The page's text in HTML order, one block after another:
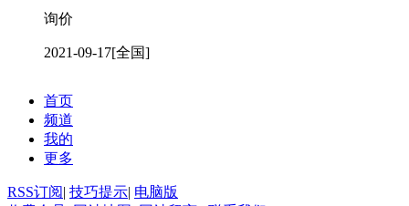
询价
2021-09-17[全国]
首页
频道
我的
更多
RSS订阅| 技巧提示| 电脑版